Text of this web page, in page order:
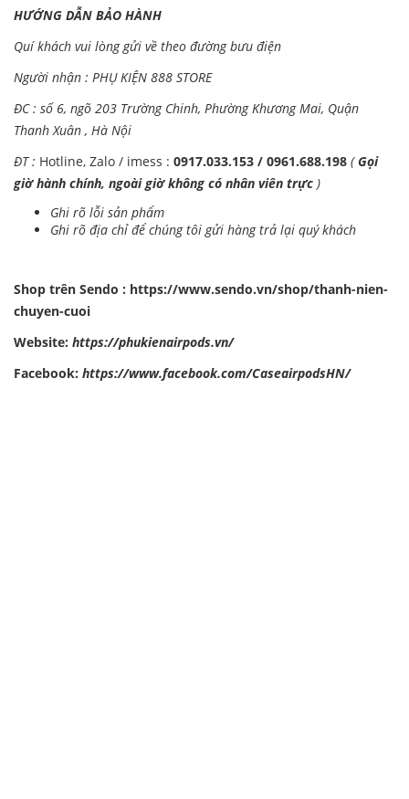
HƯỚNG DẪN BẢO HÀNH
Quí khách vui lòng gửi về theo đường bưu điện
Người nhận : PHỤ KIỆN 888 STORE
ĐC : số 6, ngõ 203 Trường Chinh, Phường Khương Mai, Quận
Thanh Xuân , Hà Nội
ĐT : Hotline, Zalo / imess : 0917.033.153 / 0961.688.198 ( Gọi
giờ hành chính, ngoài giờ không có nhân viên trực )
Ghi rõ lỗi sản phẩm
Ghi rõ địa chỉ để chúng tôi gửi hàng trả lại quý khách
Shop trên Sendo : https://www.sendo.vn/shop/thanh-nien-
chuyen-cuoi
Website: https://phukienairpods.vn/
Facebook: https://www.facebook.com/CaseairpodsHN/